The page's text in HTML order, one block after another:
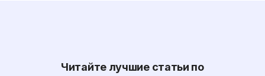
Читайте лучшие статьи по